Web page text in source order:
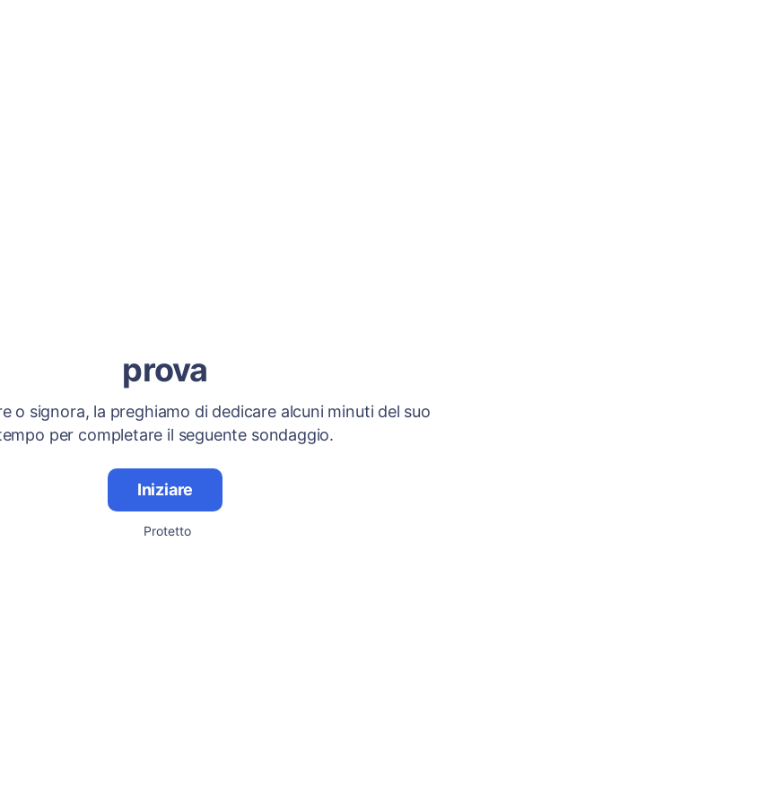
prova
o signora, la preghiamo di dedicare alcuni minuti del suo
per completare il seguente sondaggio.
Iniziare
Protetto